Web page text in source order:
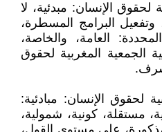
لحقوق الإنسان: مبدئية، لا
وتفعيل البرامج المسطرة،
العامة، والخاصة،
الجمعية المغربية لحقوق
لحقوق الإنسان: مبادئية:
مستقلة، كونية، شمولية،